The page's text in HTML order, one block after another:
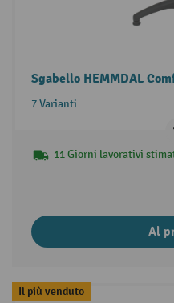
Sgabello HEMMDAL
7 Varianti
11 Giorni lavorativi
Al
Il più venduto